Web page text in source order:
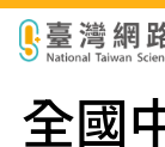
科展作品
全國